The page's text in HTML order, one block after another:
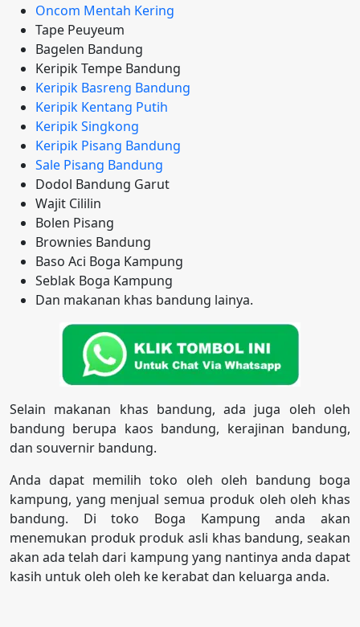
Oncom Mentah Kering
Tape Peuyeum
Bagelen Bandung
Keripik Tempe Bandung
Keripik Basreng Bandung
Keripik Kentang Putih
Keripik Singkong
Keripik Pisang Bandung
Sale Pisang Bandung
Dodol Bandung Garut
Wajit Cililin
Bolen Pisang
Brownies Bandung
Baso Aci Boga Kampung
Seblak Boga Kampung
Dan makanan khas bandung lainya.
Selain makanan khas bandung, ada juga oleh oleh
bandung berupa kaos bandung, kerajinan bandung,
dan souvernir bandung.
Anda dapat memilih toko oleh oleh bandung boga
kampung, yang menjual semua produk oleh oleh khas
bandung. Di toko Boga Kampung anda akan
menemukan produk produk asli khas bandung, seakan
akan ada telah dari kampung yang nantinya anda dapat
kasih untuk oleh oleh ke kerabat dan keluarga anda.